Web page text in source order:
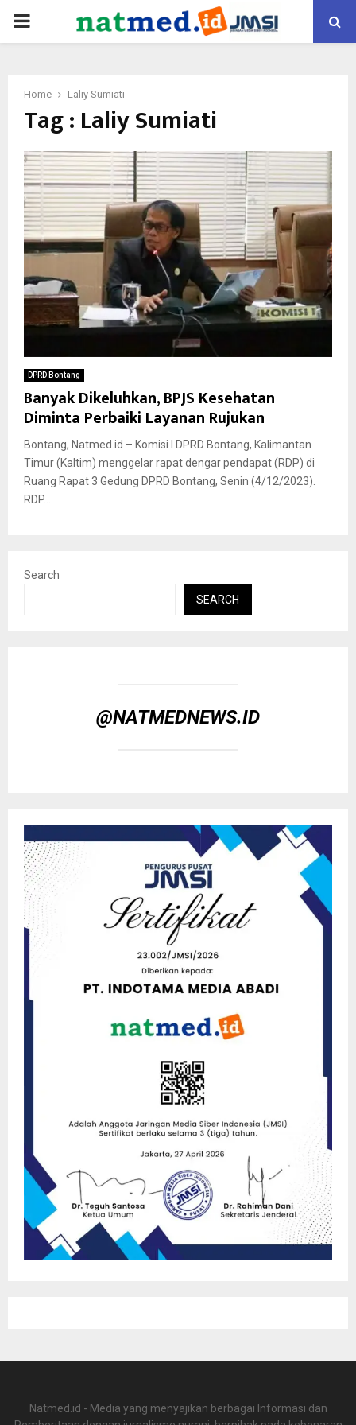
PRIMARY
Home Laliy Sumiati
Tag : Laliy Sumiati
DPRD Bontang
Banyak Dikeluhkan, BPJS Kesehatan
Diminta Perbaiki Layanan Rujukan
Bontang, Natmed.id – Komisi I DPRD Bontang, Kalimantan
Timur (Kaltim) menggelar rapat dengar pendapat (RDP) di
Ruang Rapat 3 Gedung DPRD Bontang, Senin (4/12/2023).
RDP...
Search
SEARCH
@NATMEDNEWS.ID
Natmed.id - Media yang menyajikan berbagai Informasi dan